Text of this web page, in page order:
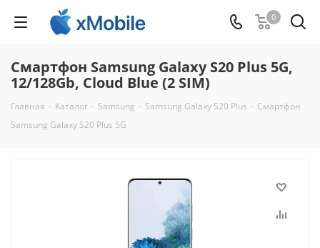
0
Смартфон Samsung Galaxy S20 Plus 5G,
12/128Gb, Cloud Blue (2 SIM)
Главная - Каталог - Samsung - Samsung Galaxy S20 Plus - Смартфон
Samsung Galaxy S20 Plus 5G